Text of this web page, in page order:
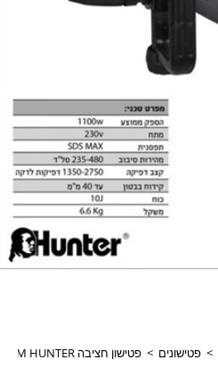
> פטישונים > פטישון חציבה SDS-MAX 10J 1100W 40MM HUNTER דגם 100110-007